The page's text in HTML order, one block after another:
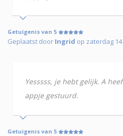
Getuigenis van 5
Geplaatst door Ingrid op zaterdag
Yesssss, je hebt gelijk. A
appje gestuurd.
Getuigenis van 5